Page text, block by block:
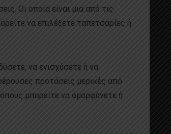
Οι οποία είναι μια από τις
να επιλέξετε ταπετσαρίες ή
να ενισχύσετε ή να
προτάσεις μερικές από
μπορείτε να ομορφύνετε ή